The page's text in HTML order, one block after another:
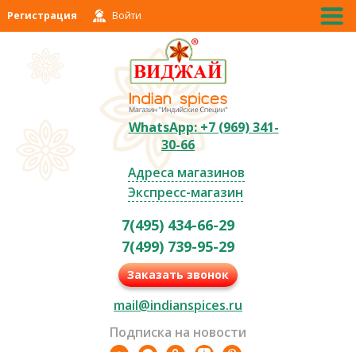
Регистрация Войти
WhatsApp: +7 (969) 341-
30-66
Адреса магазинов
Экспресс-магазин
7(495) 434-66-29
7(499) 739-95-29
Заказать звонок
mail@indianspices.ru
Подписка на новости